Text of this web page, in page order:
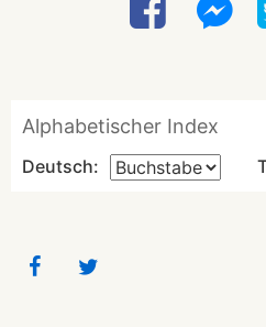
Alphabetischer Index
Deutsch: